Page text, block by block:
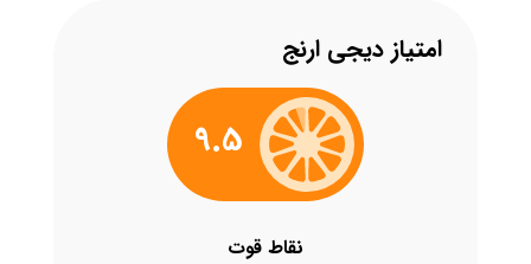
امتیاز دیجی ارنج
9.5
نقاط قوت